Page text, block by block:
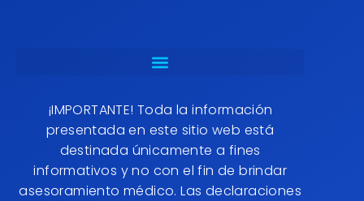
¡IMPORTANTE! Toda la información
presentada en este sitio web está
destinada únicamente a fines
informativos y no con el fin de brindar
asesoramiento médico. Las declaraciones